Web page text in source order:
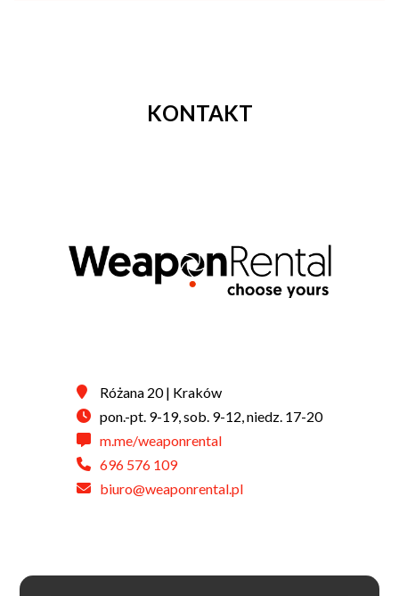
KONTAKT
Różana 20 | Kraków
pon.-pt. 9-19, sob. 9-12, niedz. 17-20
m.me/weaponrental
696 576 109
biuro@weaponrental.pl